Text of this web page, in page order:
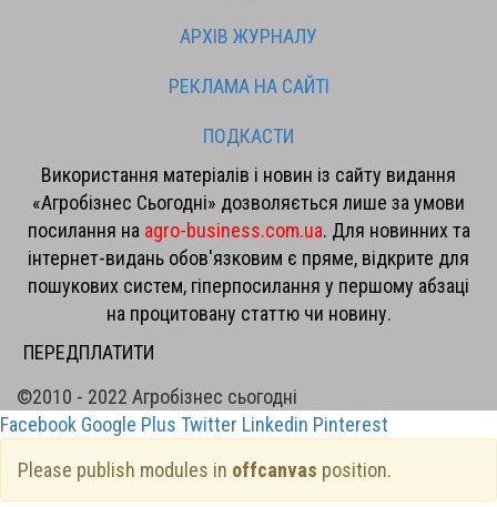
АРХІВ ЖУРНАЛУ
РЕКЛАМА НА САЙТІ
ПОДКАСТИ
Використання матеріалів і новин із сайту видання
«Агробізнес Сьогодні» дозволяється лише за умови
посилання на agro-business.com.ua. Для новинних та
інтернет-видань обов'язковим є пряме, відкрите для
пошукових систем, гіперпосилання у першому абзаці
на процитовану статтю чи новину.
ПЕРЕДПЛАТИТИ
©2010 - 2022 Агробізнес сьогодні
Facebook Google Plus Twitter Linkedin Pinterest
Please publish modules in offcanvas position.